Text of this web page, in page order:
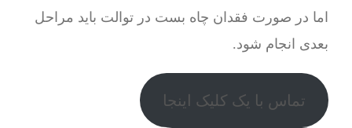
اما در صورت فقدان چاه بست در توالت باید مراحل
بعدی انجام شود.
تماس با یک کلیک اینجا